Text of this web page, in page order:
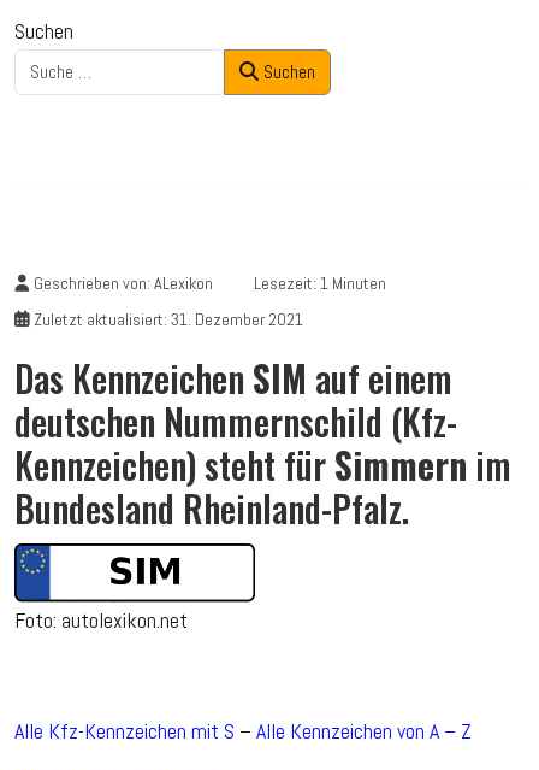
Suchen
Suchen
Geschrieben von: ALexikon
Lesezeit: 1 Minuten
Zuletzt aktualisiert: 31. Dezember 2021
Das Kennzeichen SIM auf einem
deutschen Nummernschild (Kfz-
Kennzeichen) steht fürSimmern im
Bundesland Rheinland-Pfalz.
Foto: autolexikon.net
Alle Kfz-Kennzeichen mit S – Alle Kennzeichen von A – Z